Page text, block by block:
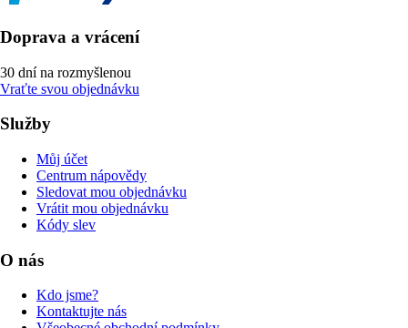
Doprava a vrácení
30 dní na rozmyšlenou
Vraťte svou objednávku
Služby
Můj účet
Centrum nápovědy
Sledovat mou objednávku
Vrátit mou objednávku
Kódy slev
O nás
Kdo jsme?
Kontaktujte nás